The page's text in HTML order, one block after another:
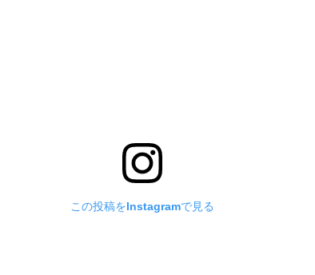
この投稿をInstagramで見る